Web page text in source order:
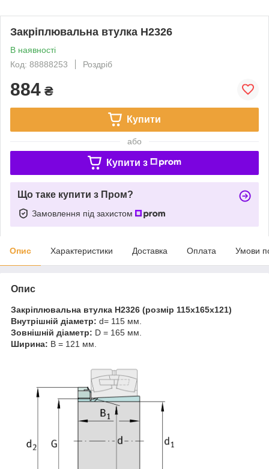
Закріплювальна втулка H2326
В наявності
Код: 88888253
Роздріб
884 ₴
Купити
або
Купити з
Що таке купити з Пром?
Замовлення під захистом
Опис Характеристики Доставка Оплата Умови
Опис
Закріплювальна втулка H2326 (розмір 115x165x121)
Внутрішній діаметр: d= 115 мм.
Зовнішній діаметр: D = 165 мм.
Ширина: B = 121 мм.